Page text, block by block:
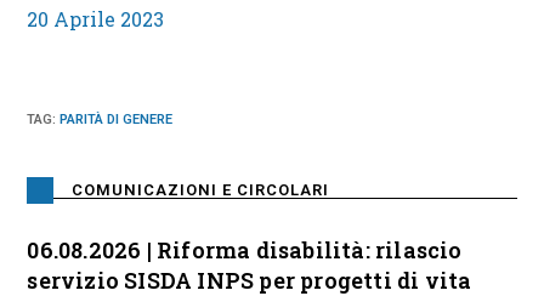
20 Aprile 2023
TAG:PARITÀ DI GENERE
COMUNICAZIONI E CIRCOLARI
06.08.2026 | Riforma disabilità: rilascio
servizio SISDA INPS per progetti di vita